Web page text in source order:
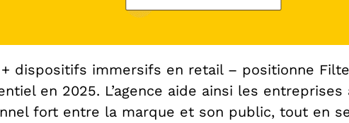
dispositifs immersifs en retail – positionne
en 2025. L’agence aide ainsi les
fort entre la marque et son public, tout en